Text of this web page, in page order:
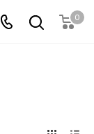
0